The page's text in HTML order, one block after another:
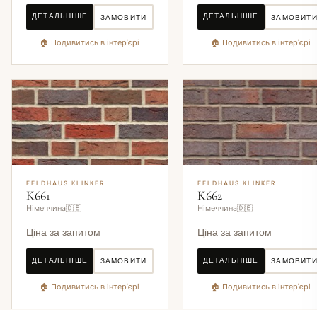
ДЕТАЛЬНІШЕ ЗАМОВИТИ
🏠 Подивитись в інтер'єрі
ДЕТАЛЬНІШЕ ЗАМОВИТИ
🏠 Подивитись в інтер'єрі
FELDHAUS KLINKER
K661
Німеччина🇩🇪
Ціна за запитом
ДЕТАЛЬНІШЕ ЗАМОВИТИ
🏠 Подивитись в інтер'єрі
FELDHAUS KLINKER
K662
Німеччина🇩🇪
Ціна за запитом
ДЕТАЛЬНІШЕ ЗАМОВИТИ
🏠 Подивитись в інтер'єрі